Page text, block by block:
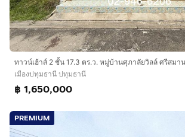
เมืองปทุมธานี ปทุมธานี
฿ 1,650,000
PREMIUM